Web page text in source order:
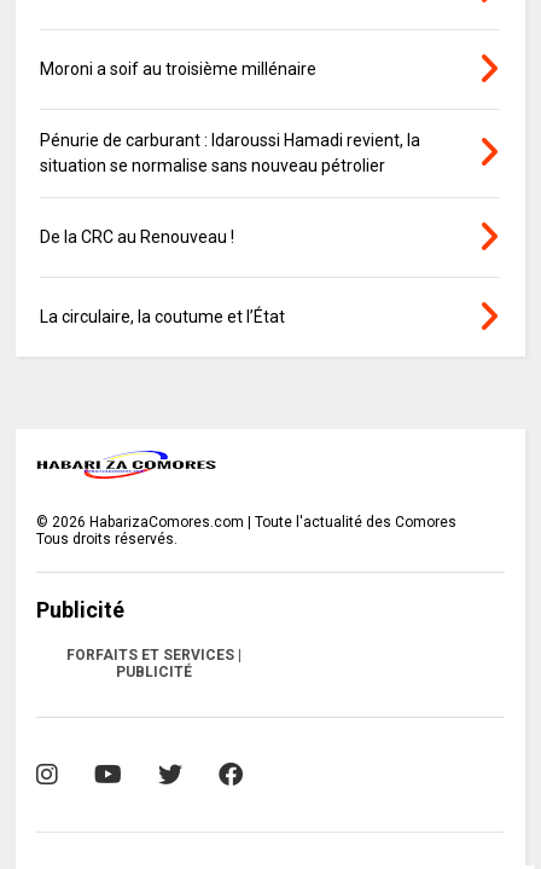
Moroni a soif au troisième millénaire
Pénurie de carburant : Idaroussi Hamadi revient, la
situation se normalise sans nouveau pétrolier
De la CRC au Renouveau !
La circulaire, la coutume et l’État
© 2026 HabarizaComores.com | Toute l'actualité des Comores
Tous droits réservés.
Publicité
FORFAITS ET SERVICES |
PUBLICITÉ